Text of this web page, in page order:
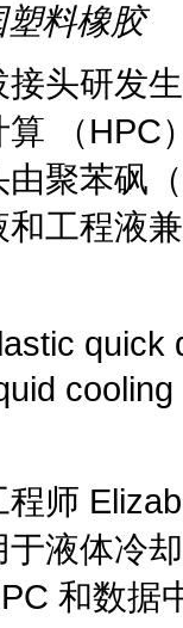
料橡胶
头研发
（HPC
聚苯砜
工程液
师
液体冷
和数据